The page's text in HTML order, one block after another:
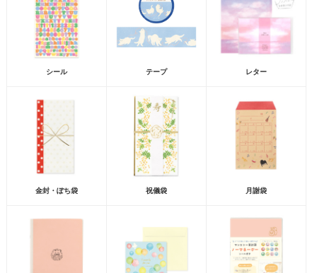
シール テープ レター
金封・ぽち袋 祝儀袋 月謝袋